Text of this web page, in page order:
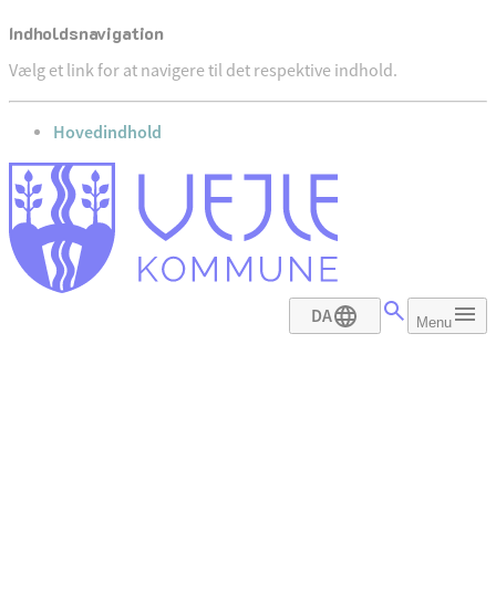
Indholdsnavigation
Vælg et link for at navigere til det respektive indhold.
gå til
Hovedindhold
DA Menu